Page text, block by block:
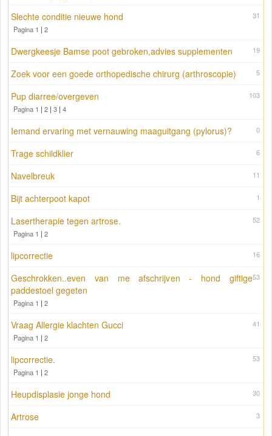
31
Slechte conditie nieuwe hond
Pagina 1 | 2
19
Dwergkeesje Bamse poot gebroken,advies supplementen
5
Zoek voor een goede orthopedische chirurg (arthroscopie)
103
Pup diarree/overgeven
Pagina 1 | 2 | 3 | 4
0
Iemand ervaring met vernauwing maaguitgang (pylorus)?
6
Trage schildklier
11
Navelbreuk
1
Bijt achterpoot kapot
52
Lasertherapie tegen artrose.
Pagina 1 | 2
16
lipcorrectie
53
Geschrokken..even van me afschrijven - hond giftige
paddestoel gegeten
Pagina 1 | 2
41
Vraag Allergie klachten Gucci
Pagina 1 | 2
53
lipcorrectie.
Pagina 1 | 2
30
Heupdisplasie jonge hond
3
Artrose